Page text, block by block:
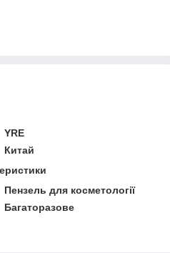
YRE
Китай
Пензель для косметології
Багаторазове